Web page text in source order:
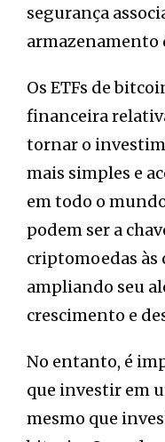
segurança
armazenamento
Os ETFs de
financeira
tornar o
mais simples e
em todo o
podem ser a
criptomoedas
ampliando seu
crescimento e
No entanto, é
que investir em
mesmo que